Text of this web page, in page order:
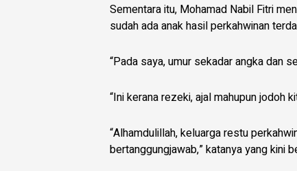
Sementara itu, Mohamad Nabil Fitri
sudah ada anak hasil perkahwinan
“Pada saya, umur sekadar angka dan
“Ini kerana rezeki, ajal mahupun jodoh
“Alhamdulillah, keluarga restu
bertanggungjawab,” katanya yang kini